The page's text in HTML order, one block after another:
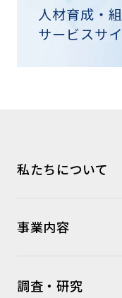
人材育成・
サービスサ
私たちについて
事業内容
調査・研究